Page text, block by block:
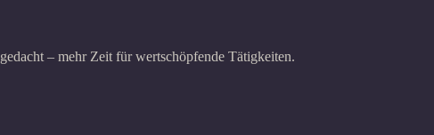
– mehr Zeit für wertschöpfende Tätigkeiten.